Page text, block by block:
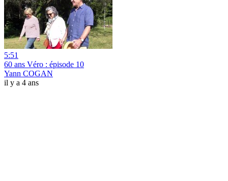
5:51
60 ans Véro : épisode 10
Yann COGAN
il y a 4 ans